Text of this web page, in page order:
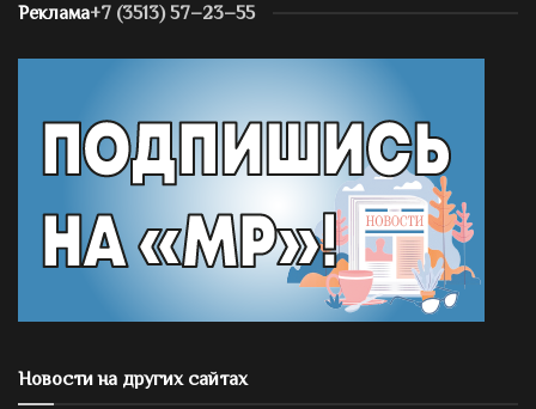
Реклама+7 (3513) 57–23–55
Новости на других сайтах